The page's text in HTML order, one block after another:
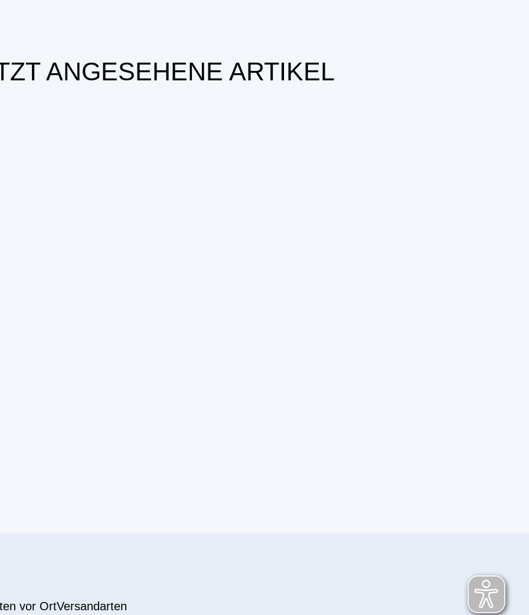
ANGESEHENE ARTIKEL
vor OrtVersandarten